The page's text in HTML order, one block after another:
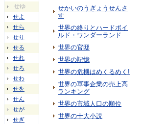
せゆ
せよ
せら
せり
せる
せれ
せろ
せわ
せを
せん
せが
せぎ
せかいのうぎょうせんさ
す
世界の終りとハードボイ
ルド・ワンダーランド
世界の官邸
世界の記憶
世界の危機はめくるめく!
世界の軍事企業の売上高
ランキング
世界の市域人口の順位
世界の十大小説